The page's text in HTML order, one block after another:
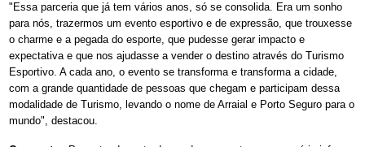
"Essa parceria que já tem vários anos, só se consolida. Era um sonho
para nós, trazermos um evento esportivo e de expressão, que trouxesse
o charme e a pegada do esporte, que pudesse gerar impacto e
expectativa e que nos ajudasse a vender o destino através do Turismo
Esportivo. A cada ano, o evento se transforma e transforma a cidade,
com a grande quantidade de pessoas que chegam e participam dessa
modalidade de Turismo, levando o nome de Arraial e Porto Seguro para o
mundo", destacou.